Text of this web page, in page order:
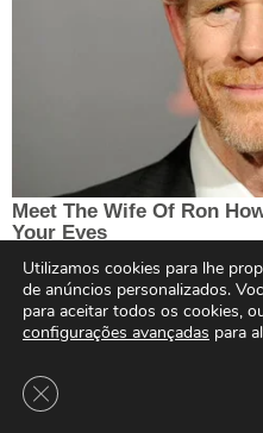
Utilizamos cookies para lhe
de anúncios personalizados.
para aceitar todos os cookies,
configurações avançadas para
Close GDPR Cookie Banner